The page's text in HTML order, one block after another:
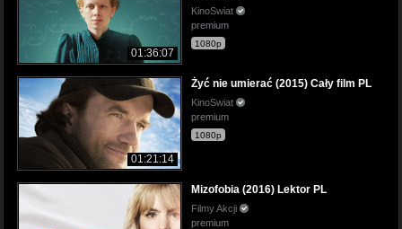
01:36:07
KinoSwiat
premium
1080p
01:21:14
Żyć nie umierać (2015) Cały film PL
KinoSwiat
premium
1080p
Mizofobia (2016) Lektor PL
Filmy Akcji
premium